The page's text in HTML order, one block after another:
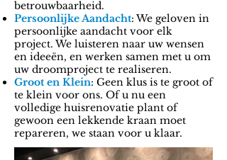
betrouwbaarheid.
Persoonlijke Aandacht: We geloven in
persoonlijke aandacht voor elk
project. We luisteren naar uw wensen
en ideeën, en werken samen met u om
uw droomproject te realiseren.
Groot en Klein: Geen klus is te groot of
te klein voor ons. Of u nu een
volledige huisrenovatie plant of
gewoon een lekkende kraan moet
repareren, we staan voor u klaar.